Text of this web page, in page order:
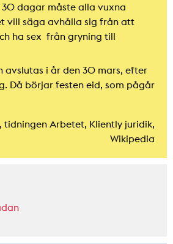
30 dagar måste alla vuxna
vill säga avhålla sig från att
ha sex från gryning till
avslutas i år den 30 mars, efter
Då börjar festen eid, som pågår
tidningen Arbetet, Kliently juridik,
Wikipedia